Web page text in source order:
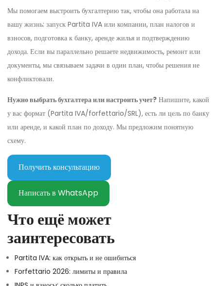
Мы помогаем выстроить бухгалтерию так, чтобы она работала на
вашу жизнь: запуск Partita IVA или компании, план налогов и
взносов, подготовка к банку, аренде жилья и подтверждению
дохода. Если вы параллельно решаете недвижимость, ремонт или
документы, мы связываем задачи в один план, чтобы решения не
конфликтовали.
Нужно выбрать бухгалтера или настроить учет? Напишите, какой
у вас формат (Partita IVA/forfettario/SRL), есть ли цель по банку
или аренде, и какой план по доходу. Мы предложим понятную
схему.
Получить консультацию
Написать в WhatsApp
Что ещё может
заинтересовать
Partita IVA: как открыть и не ошибиться
Forfettario 2026: лимиты и правила